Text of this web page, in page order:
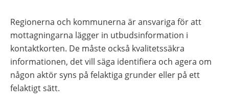
Regionerna och kommunerna är ansvariga för att
mottagningarna lägger in utbudsinformation i
kontaktkorten. De måste också kvalitetssäkra
informationen, det vill säga identifiera och agera om
någon aktör syns på felaktiga grunder eller på ett
felaktigt sätt.